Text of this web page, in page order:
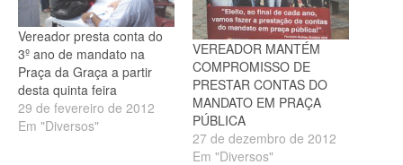
Vereador presta conta do
3º ano de mandato na
Praça da Graça a partir
desta quinta feira
29 de fevereiro de 2012
Em "Diversos"
VEREADOR MANTÉM
COMPROMISSO DE
PRESTAR CONTAS DO
MANDATO EM PRAÇA
PÚBLICA
27 de dezembro de 2012
Em "Diversos"